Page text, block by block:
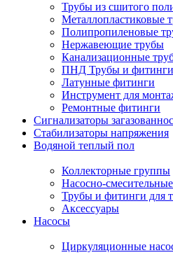
Трубы из сшитого
Металлопластиковые
Полипропиленовые
Нержавеющие трубы
Канализационные
ПНД Трубы и фитинги
Латунные фитинги
Инструмент для
Ремонтные фитинги
Сигнализаторы
Стабилизаторы напряжения
Водяной теплый пол
Коллекторные группы
Насосно-
Трубы и фитинги для
Аксессуары
Насосы
Циркуляционные